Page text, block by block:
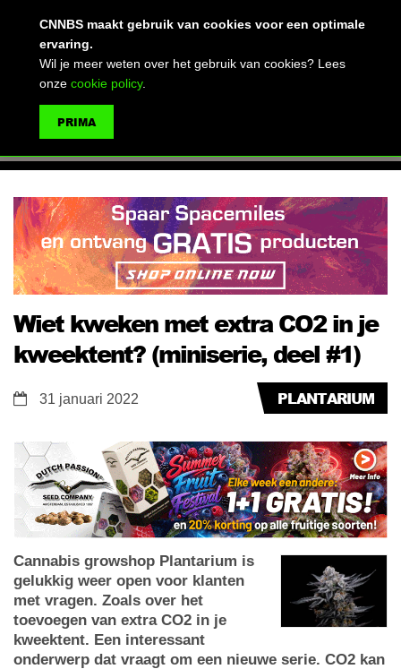
Wiet kweken met extra CO2 in je
kweektent? (miniserie, deel #1)
PLANTARIUM
31 januari 2022
Cannabis growshop Plantarium is
gelukkig weer open voor klanten
met vragen. Zoals over het
toevoegen van extra CO2 in je
kweektent. Een interessant
onderwerp dat vraagt om een nieuwe serie. CO2 kan
CNNBS maakt gebruik van cookies voor een optimale
ervaring.
Wil je meer weten over het gebruik van cookies? Lees
onze cookie policy.
PRIMA